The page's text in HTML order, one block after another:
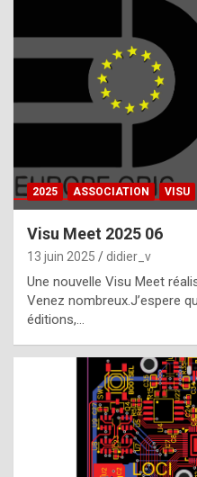
2025 ASSOCIATION VISU
Visu Meet 2025 06
13 juin 2025 didier_v
Une nouvelle Visu Meet
Venez nombreux.J’espere
éditions,…